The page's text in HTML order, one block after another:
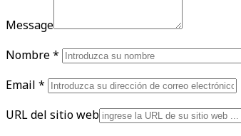
Message
Nombre*
Email *
URL del sitio web